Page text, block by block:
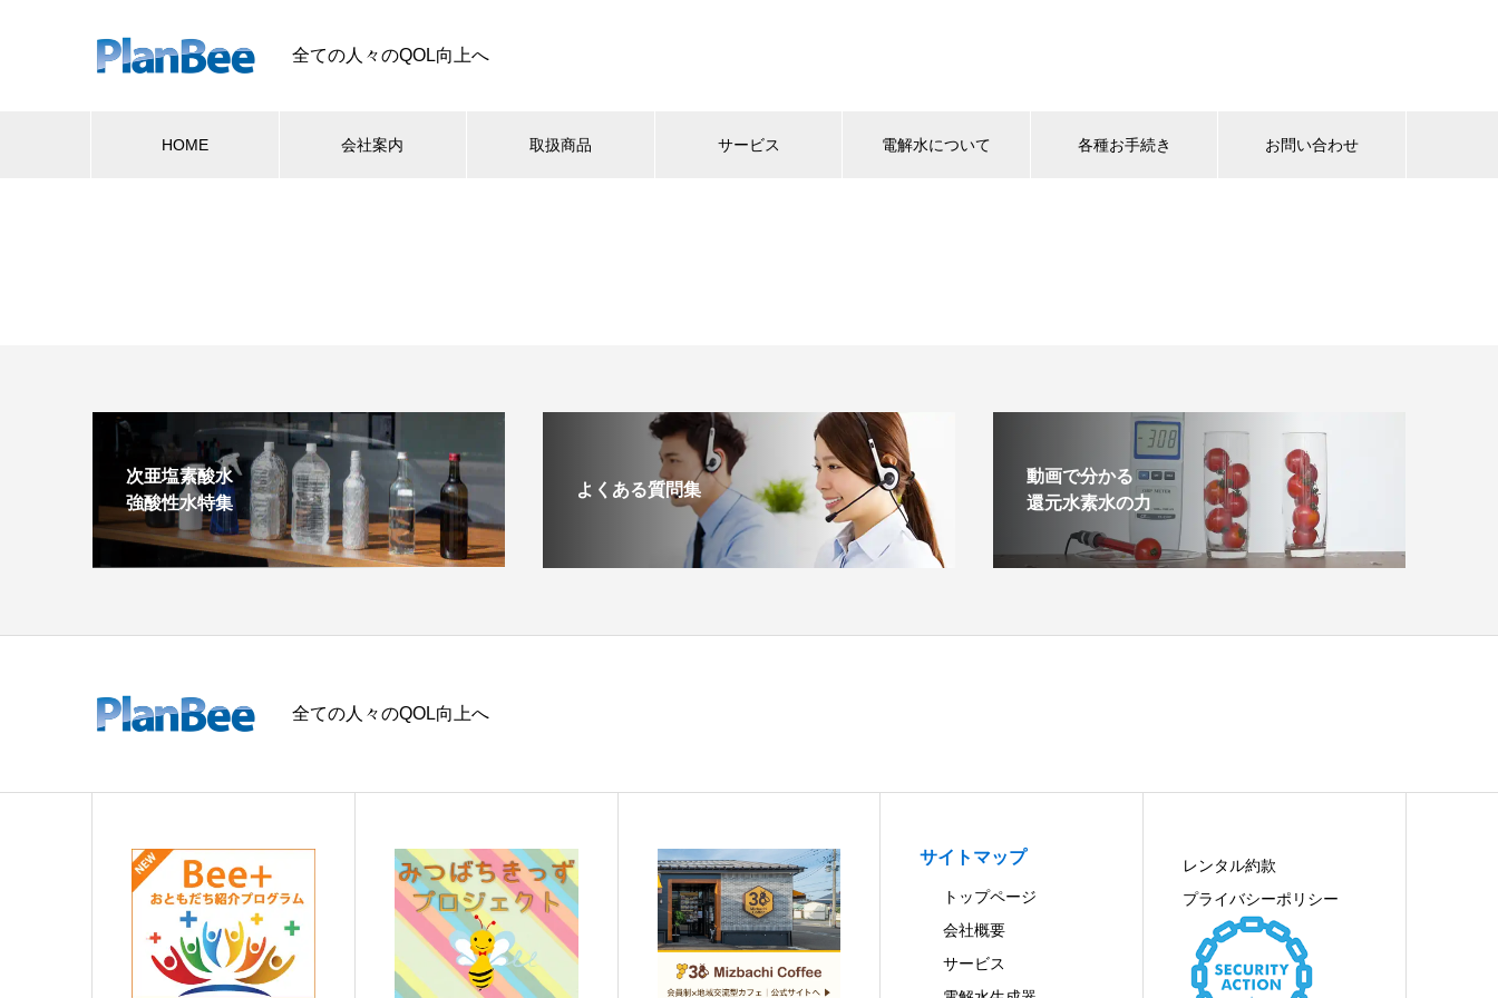
全ての人々のQOL向上へ
HOME 会社案内 取扱商品 サービス 電解水について 各種お手続き お問い合わせ
次亜塩素酸水
強酸性水特集
よくある質問集
動画で分かる
還元水素水の力
全ての人々のQOL向上へ
サイトマップ
トップページ
会社概要
サービス
レンタル約款
プライバシーポリシー